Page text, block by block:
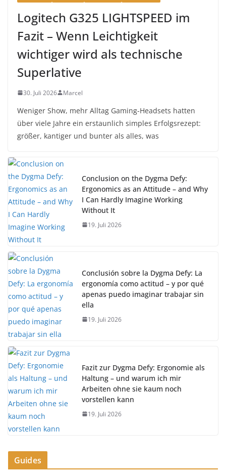
Logitech G325 LIGHTSPEED im
Fazit – Wenn Leichtigkeit
wichtiger wird als technische
Superlative
30. Juli 2026 Marcel
Weniger Show, mehr Alltag Gaming-Headsets hatten
über viele Jahre ein erstaunlich simples Erfolgsrezept:
größer, kantiger und bunter als alles, was
Conclusion on the Dygma Defy:
Ergonomics as an Attitude – and Why
I Can Hardly Imagine Working
Without It
19. Juli 2026
Conclusión sobre la Dygma Defy: La
ergonomía como actitud – y por qué
apenas puedo imaginar trabajar sin
ella
19. Juli 2026
Fazit zur Dygma Defy: Ergonomie als
Haltung – und warum ich mir
Arbeiten ohne sie kaum noch
vorstellen kann
19. Juli 2026
Guides